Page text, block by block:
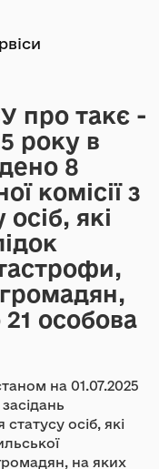
про такє -
року в
8
комісії з
які
особова
на 01.07.2025
статусу осіб, які
на яких